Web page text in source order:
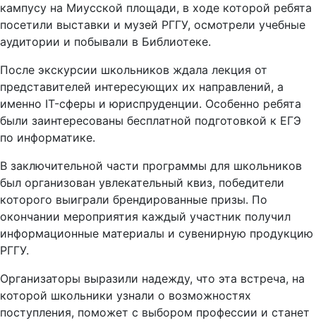
кампусу на Миусской площади, в ходе которой ребята
посетили выставки и музей РГГУ, осмотрели учебные
аудитории и побывали в Библиотеке.
После экскурсии школьников ждала лекция от
представителей интересующих их направлений, а
именно IT-сферы и юриспруденции. Особенно ребята
были заинтересованы бесплатной подготовкой к ЕГЭ
по информатике.
В заключительной части программы для школьников
был организован увлекательный квиз, победители
которого выиграли брендированные призы. По
окончании мероприятия каждый участник получил
информационные материалы и сувенирную продукцию
РГГУ.
Организаторы выразили надежду, что эта встреча, на
которой школьники узнали о возможностях
поступления, поможет с выбором профессии и станет